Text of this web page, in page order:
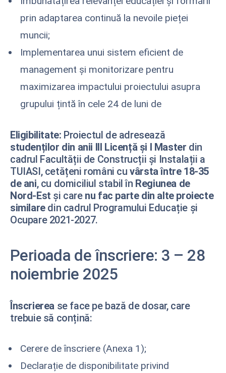
prin adaptarea continuă la nevoile pieței
muncii;
Implementarea unui sistem eficient de
management și monitorizare pentru
maximizarea impactului proiectului asupra
grupului țintă în cele 24 de luni de
Eligibilitate: Proiectul de adresează
studenților din anii III Licență și I Master din
cadrul Facultății de Construcții și Instalații a
TUIASI, cetățeni români cuvârsta între 18-35
de ani, cu domiciliul stabil în Regiunea de
Nord-Est și care nu fac parte din alte proiecte
similare din cadrul Programului Educație și
Ocupare 2021-2027.
Perioada de înscriere: 3 – 28
noiembrie 2025
Înscrierea se face pe bază de dosar, care
trebuie să conțină:
Cerere de înscriere (Anexa 1);
Declarație de disponibilitate privind